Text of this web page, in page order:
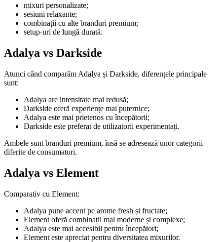
mixuri personalizate;
sesiuni relaxante;
combinații cu alte branduri premium;
setup-uri de lungă durată.
Adalya vs Darkside
Atunci când comparăm Adalya și Darkside, diferențele principale
sunt:
Adalya are intensitate mai redusă;
Darkside oferă experiențe mai puternice;
Adalya este mai prietenos cu începătorii;
Darkside este preferat de utilizatorii experimentați.
Ambele sunt branduri premium, însă se adresează unor categorii
diferite de consumatori.
Adalya vs Element
Comparativ cu Element:
Adalya pune accent pe arome fresh și fructate;
Element oferă combinații mai moderne și complexe;
Adalya este mai accesibil pentru începători;
Element este apreciat pentru diversitatea mixurilor.